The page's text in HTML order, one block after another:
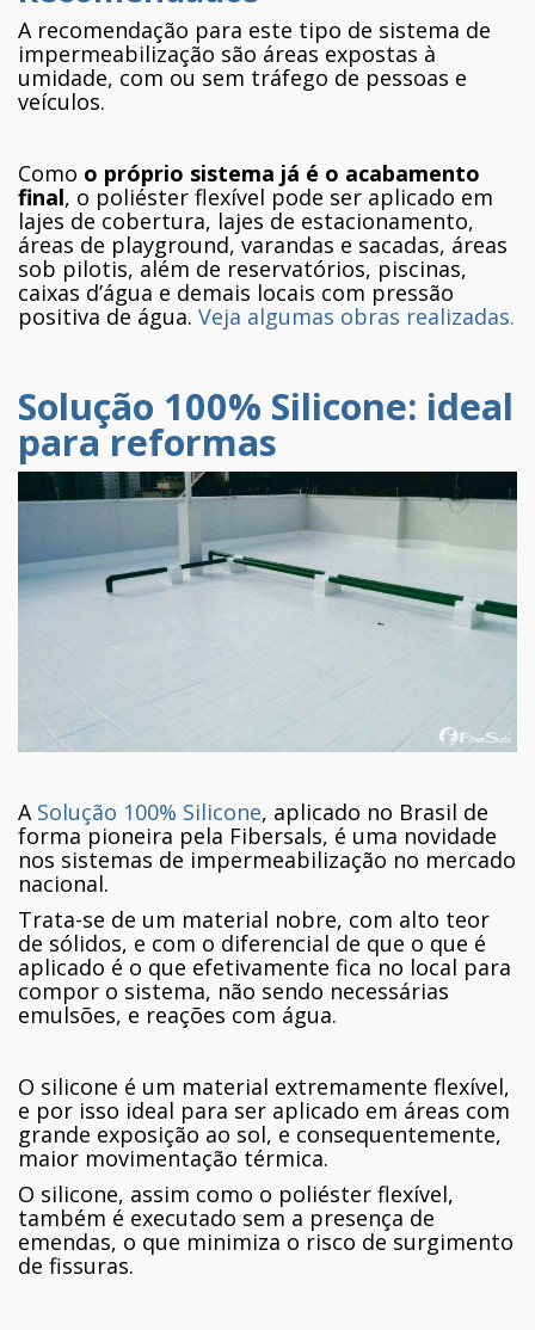
A recomendação para este tipo de sistema de
impermeabilização são áreas expostas à
umidade, com ou sem tráfego de pessoas e
veículos.
Como o próprio sistema já é o acabamento
final, o poliéster flexível pode ser aplicado em
lajes de cobertura, lajes de estacionamento,
áreas de playground, varandas e sacadas, áreas
sob pilotis, além de reservatórios, piscinas,
caixas d’água e demais locais com pressão
positiva de água. Veja algumas obras realizadas.
Solução 100% Silicone: ideal
para reformas
A Solução 100% Silicone, aplicado no Brasil de
forma pioneira pela Fibersals, é uma novidade
nos sistemas de impermeabilização no mercado
nacional.
Trata-se de um material nobre, com alto teor
de sólidos, e com o diferencial de que o que é
aplicado é o que efetivamente fica no local para
compor o sistema, não sendo necessárias
emulsões, e reações com água.
O silicone é um material extremamente flexível,
e por isso ideal para ser aplicado em áreas com
grande exposição ao sol, e consequentemente,
maior movimentação térmica.
O silicone, assim como o poliéster flexível,
também é executado sem a presença de
emendas, o que minimiza o risco de surgimento
de fissuras.